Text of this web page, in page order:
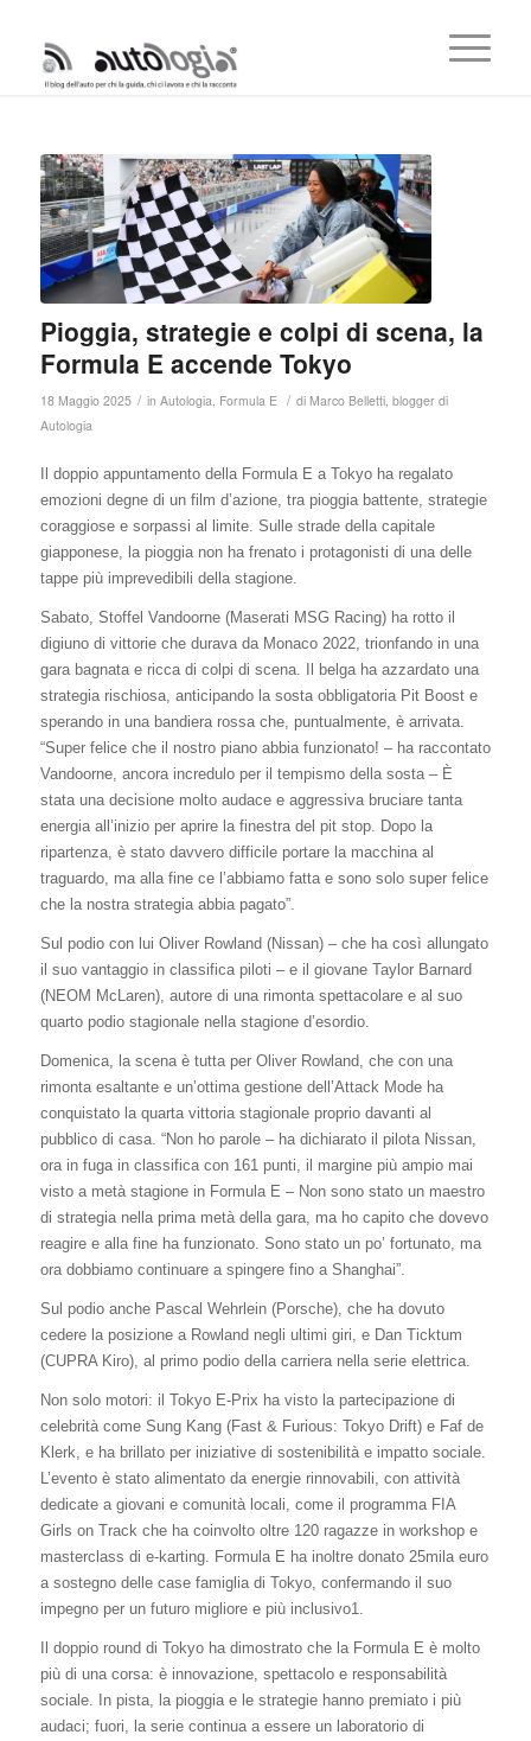
Pioggia, strategie e colpi di scena, la
Formula E accende Tokyo
18 Maggio 2025 / in Autologia Formula E / di Marco Belletti, blogger di
Autologia
Il doppio appuntamento della Formula E a Tokyo ha regalato
emozioni degne di un film d’azione, tra pioggia battente, strategie
coraggiose e sorpassi al limite. Sulle strade della capitale
giapponese, la pioggia non ha frenato i protagonisti di una delle
tappe più imprevedibili della stagione.
Sabato, Stoffel Vandoorne (Maserati MSG Racing) ha rotto il
digiuno di vittorie che durava da Monaco 2022, trionfando in una
gara bagnata e ricca di colpi di scena. Il belga ha azzardato una
strategia rischiosa, anticipando la sosta obbligatoria Pit Boost e
sperando in una bandiera rossa che, puntualmente, è arrivata.
“Super felice che il nostro piano abbia funzionato! – ha raccontato
Vandoorne, ancora incredulo per il tempismo della sosta – È
stata una decisione molto audace e aggressiva bruciare tanta
energia all’inizio per aprire la finestra del pit stop. Dopo la
ripartenza, è stato davvero difficile portare la macchina al
traguardo, ma alla fine ce l’abbiamo fatta e sono solo super felice
che la nostra strategia abbia pagato”.
Sul podio con lui Oliver Rowland (Nissan) – che ha così allungato
il suo vantaggio in classifica piloti – e il giovane Taylor Barnard
(NEOM McLaren), autore di una rimonta spettacolare e al suo
quarto podio stagionale nella stagione d’esordio.
Domenica, la scena è tutta per Oliver Rowland, che con una
rimonta esaltante e un’ottima gestione dell’Attack Mode ha
conquistato la quarta vittoria stagionale proprio davanti al
pubblico di casa. “Non ho parole – ha dichiarato il pilota Nissan,
ora in fuga in classifica con 161 punti, il margine più ampio mai
visto a metà stagione in Formula E – Non sono stato un maestro
di strategia nella prima metà della gara, ma ho capito che dovevo
reagire e alla fine ha funzionato. Sono stato un po’ fortunato, ma
ora dobbiamo continuare a spingere fino a Shanghai”.
Sul podio anche Pascal Wehrlein (Porsche), che ha dovuto
cedere la posizione a Rowland negli ultimi giri, e Dan Ticktum
(CUPRA Kiro), al primo podio della carriera nella serie elettrica.
Non solo motori: il Tokyo E-Prix ha visto la partecipazione di
celebrità come Sung Kang (Fast & Furious: Tokyo Drift) e Faf de
Klerk, e ha brillato per iniziative di sostenibilità e impatto sociale.
L’evento è stato alimentato da energie rinnovabili, con attività
dedicate a giovani e comunità locali, come il programma FIA
Girls on Track che ha coinvolto oltre 120 ragazze in workshop e
masterclass di e-karting. Formula E ha inoltre donato 25mila euro
a sostegno delle case famiglia di Tokyo, confermando il suo
impegno per un futuro migliore e più inclusivo1.
Il doppio round di Tokyo ha dimostrato che la Formula E è molto
più di una corsa: è innovazione, spettacolo e responsabilità
sociale. In pista, la pioggia e le strategie hanno premiato i più
audaci; fuori, la serie continua a essere un laboratorio di